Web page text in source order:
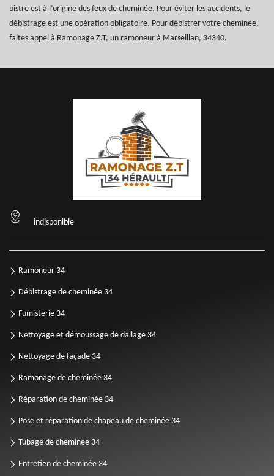
bistre est à l’origine des feux de cheminée. Pour éviter les accidents, le
débistrage est une opération obligatoire. Pour débistrer votre cheminée,
faites appel à Ramonage Z.T, un ramoneur à Marseillan, 34340.
indisponible
Ramoneur 34
Débistrage de cheminée 34
Fumisterie 34
Nettoyage et démoussage de dallage 34
Nettoyage de façade 34
Ramonage de cheminée 34
Réparation de cheminée 34
Pose et réparation de chapeau de cheminée 34
Tubage de cheminée 34
Entretien de cheminée 34